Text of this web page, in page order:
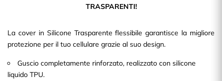
TRASPARENTI!
La cover in Silicone Trasparente flessibile garantisce la migliore
protezione per il tuo cellulare grazie al suo design.
Guscio completamente rinforzato, realizzato con silicone
liquido TPU.